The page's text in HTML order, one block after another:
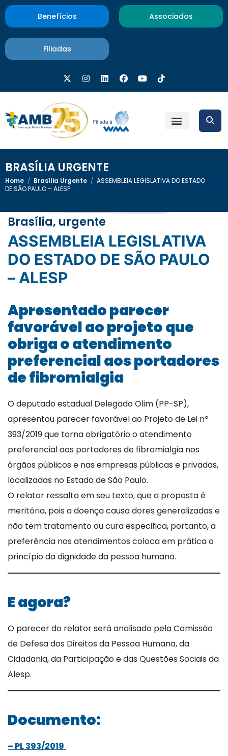
Benefícios Associados
Filiadas
BRASÍLIA URGENTE
Home / Brasília Urgente / ASSEMBLEIA LEGISLATIVA DO ESTADO
DE SÃO PAULO – ALESP
Brasília, urgente
ASSEMBLEIA LEGISLATIVA
DO ESTADO DE SÃO PAULO
– ALESP
Apresentado parecer
favorável ao projeto que
obriga o atendimento
preferencial aos portadores
de fibromialgia
O deputado estadual Delegado Olim (PP-SP),
apresentou parecer favorável ao Projeto de Lei nº
393/2019 que torna obrigatório o atendimento
preferencial aos portadores de fibromialgia nos
órgãos públicos e nas empresas públicas e privadas,
localizadas no Estado de São Paulo.
O relator ressalta em seu texto, que a proposta é
meritória, pois a doença causa dores generalizadas e
não tem tratamento ou cura especifica, portanto, a
preferência nos atendimentos coloca em prática o
princípio da dignidade da pessoa humana.
E agora?
O parecer do relator será analisado pela Comissão
de Defesa dos Direitos da Pessoa Humana, da
Cidadania, da Participação e das Questões Sociais da
Alesp.
Documento:
– PL 393/2019